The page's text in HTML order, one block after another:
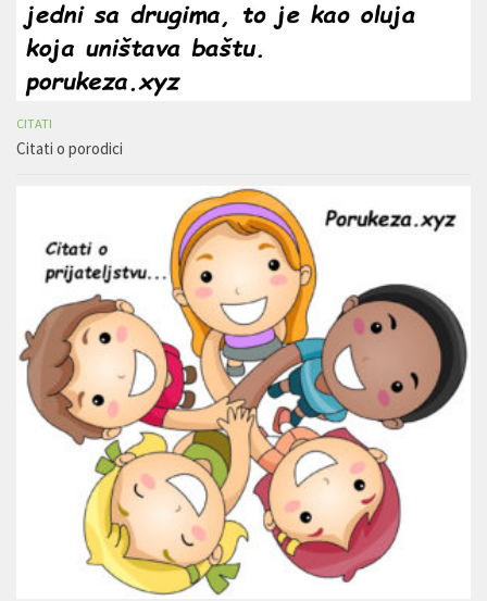
CITATI
Citati o porodici